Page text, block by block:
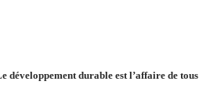
développement durable est l’affaire de tous